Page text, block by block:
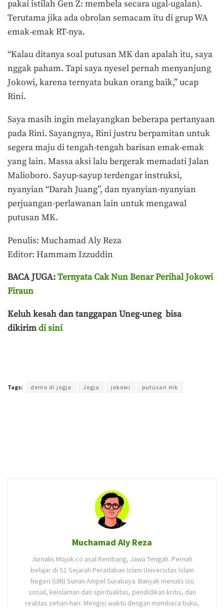
pakai istilah Gen Z: membela secara ugal-ugalan).
Terutama jika ada obrolan semacam itu di grup WA
emak-emak RT-nya.
“Kalau ditanya soal putusan MK dan apalah itu, saya
nggak paham. Tapi saya nyesel pernah menyanjung
Jokowi, karena ternyata bukan orang baik,” ucap
Rini.
Saya masih ingin melayangkan beberapa pertanyaan
pada Rini. Sayangnya, Rini justru berpamitan untuk
segera maju di tengah-tengah barisan emak-emak
yang lain. Massa aksi lalu bergerak memadati Jalan
Malioboro. Sayup-sayup terdengar instruksi,
nyanyian “Darah Juang”, dan nyanyian-nyanyian
perjuangan-perlawanan lain untuk mengawal
putusan MK.
Penulis: Muchamad Aly Reza
Editor: Hammam Izzuddin
BACA JUGA:Ternyata Cak Nun Benar Perihal Jokowi
Firaun
Keluh kesah dan tanggapan Uneg-uneg bisa
dikirimdi sini
Tags: demo di jogja Jogja jokowi putusan mk
Muchamad Aly Reza
Jurnalis Mojok.co asal Rembang, Jawa Tengah. Pernah
belajar di S1 Sejarah Peradaban Islam Universitas Islam
Negeri (UIN) Sunan Ampel Surabaya. Banyak menulis isu
sosial, keislaman dan spiritualitas, pendidikan kritis, dan
realitas sehari-hari. Mengisi waktu dengan membaca buku,